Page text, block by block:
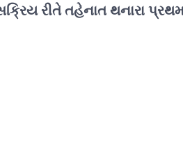
રીતે તહેનાત થનારા